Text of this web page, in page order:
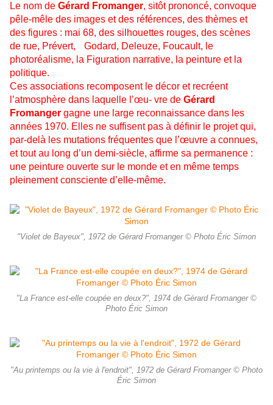
Le nom de Gérard Fromanger, sitôt prononcé, convoque
pêle-mêle des images et des références, des thèmes et
des figures : mai 68, des silhouettes rouges, des scènes
de rue, Prévert, Godard, Deleuze, Foucault, le
photoréalisme, la Figuration narrative, la peinture et la
politique.
Ces associations recomposent le décor et recréent
l’atmosphère dans laquelle l’œu- vre de Gérard
Fromanger gagne une large reconnaissance dans les
années 1970. Elles ne suffisent pas à définir le projet qui,
par-delà les mutations fréquentes que l’œuvre a connues,
et tout au long d’un demi-siècle, affirme sa permanence :
une peinture ouverte sur le monde et en même temps
pleinement consciente d’elle-même.
"Violet de Bayeux", 1972 de Gérard Fromanger © Photo Éric Simon
"La France est-elle coupée en deux?", 1974 de Gérard Fromanger ©
Photo Éric Simon
"Au printemps ou la vie à l'endroit", 1972 de Gérard Fromanger © Photo
Éric Simon